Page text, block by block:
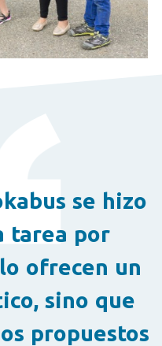
se hizo
tarea por
ofrecen un
sino que
propuestos